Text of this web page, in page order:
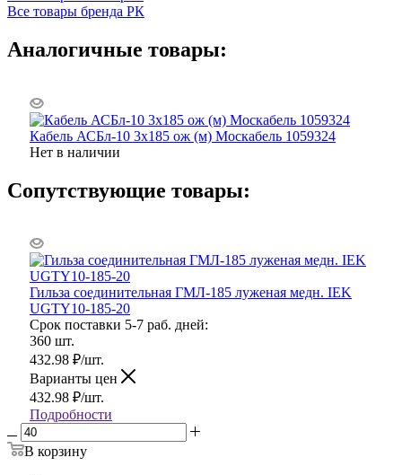
Все товары бренда РК
Аналогичные товары:
Кабель АСБл-10 3х185 ож (м) Москабель 1059324
Нет в наличии
Сопутствующие товары:
Гильза соединительная ГМЛ-185 луженая медн. IEK
UGTY10-185-20
Срок поставки 5-7 раб. дней:
360 шт.
432.98 ₽/шт.
Варианты цен
432.98 ₽/шт.
Подробности
В корзину